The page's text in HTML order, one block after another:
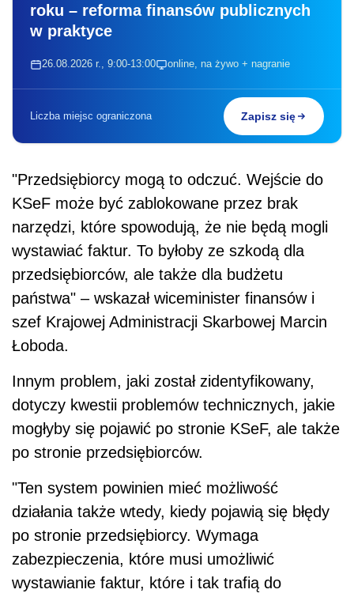
roku – reforma finansów publicznych
w praktyce
26.08.2026 r., 9:00-13:00 online, na żywo + nagranie
Liczba miejsc ograniczona Zapisz się
"Przedsiębiorcy mogą to odczuć. Wejście do
KSeF może być zablokowane przez brak
narzędzi, które spowodują, że nie będą mogli
wystawiać faktur. To byłoby ze szkodą dla
przedsiębiorców, ale także dla budżetu
państwa" – wskazał wiceminister finansów i
szef Krajowej Administracji Skarbowej Marcin
Łoboda.
Innym problem, jaki został zidentyfikowany,
dotyczy kwestii problemów technicznych, jakie
mogłyby się pojawić po stronie KSeF, ale także
po stronie przedsiębiorców.
"Ten system powinien mieć możliwość
działania także wtedy, kiedy pojawią się błędy
po stronie przedsiębiorcy. Wymaga
zabezpieczenia, które musi umożliwić
wystawianie faktur, które i tak trafią do